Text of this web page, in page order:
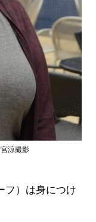
涼撮影
フ）は身につけ